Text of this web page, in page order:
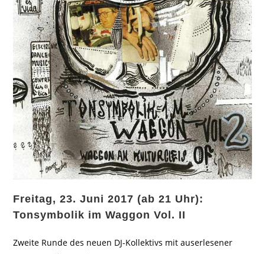
Freitag, 23. Juni 2017 (ab 21 Uhr):
Tonsymbolik im Waggon Vol. II
Zweite Runde des neuen DJ-Kollektivs mit auserlesener